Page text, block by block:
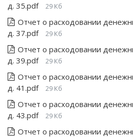
д. 35.pdf
29 Кб
Отчет о расходовании
д. 37.pdf
29 Кб
Отчет о расходовании
д. 39.pdf
29 Кб
Отчет о расходовании
д. 41.pdf
29 Кб
Отчет о расходовании
д. 43.pdf
29 Кб
Отчет о расходовании